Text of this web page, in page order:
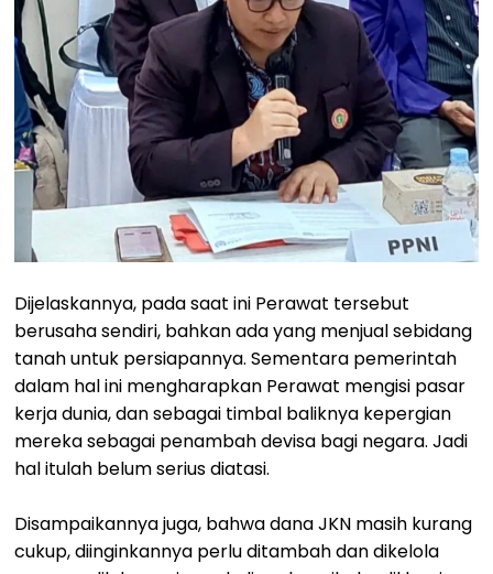
Dijelaskannya, pada saat ini Perawat tersebut
berusaha sendiri, bahkan ada yang menjual sebidang
tanah untuk persiapannya. Sementara pemerintah
dalam hal ini mengharapkan Perawat mengisi pasar
kerja dunia, dan sebagai timbal baliknya kepergian
mereka sebagai penambah devisa bagi negara. Jadi
hal itulah belum serius diatasi.
Disampaikannya juga, bahwa dana JKN masih kurang
cukup, diinginkannya perlu ditambah dan dikelola